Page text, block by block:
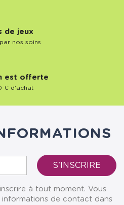
de jeux
nos soins
est offerte
€ d'achat
à tout moment. Vous
de contact dans